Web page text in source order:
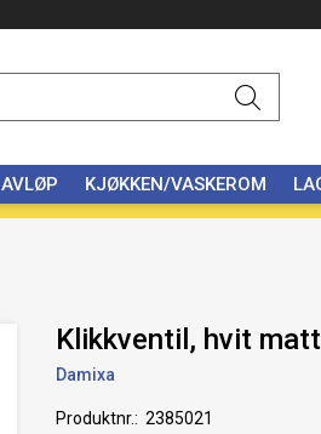
AVLØP KJØKKEN/VASKEROM
Klikkventil, hvit matt
Damixa
Produktnr.
2385021